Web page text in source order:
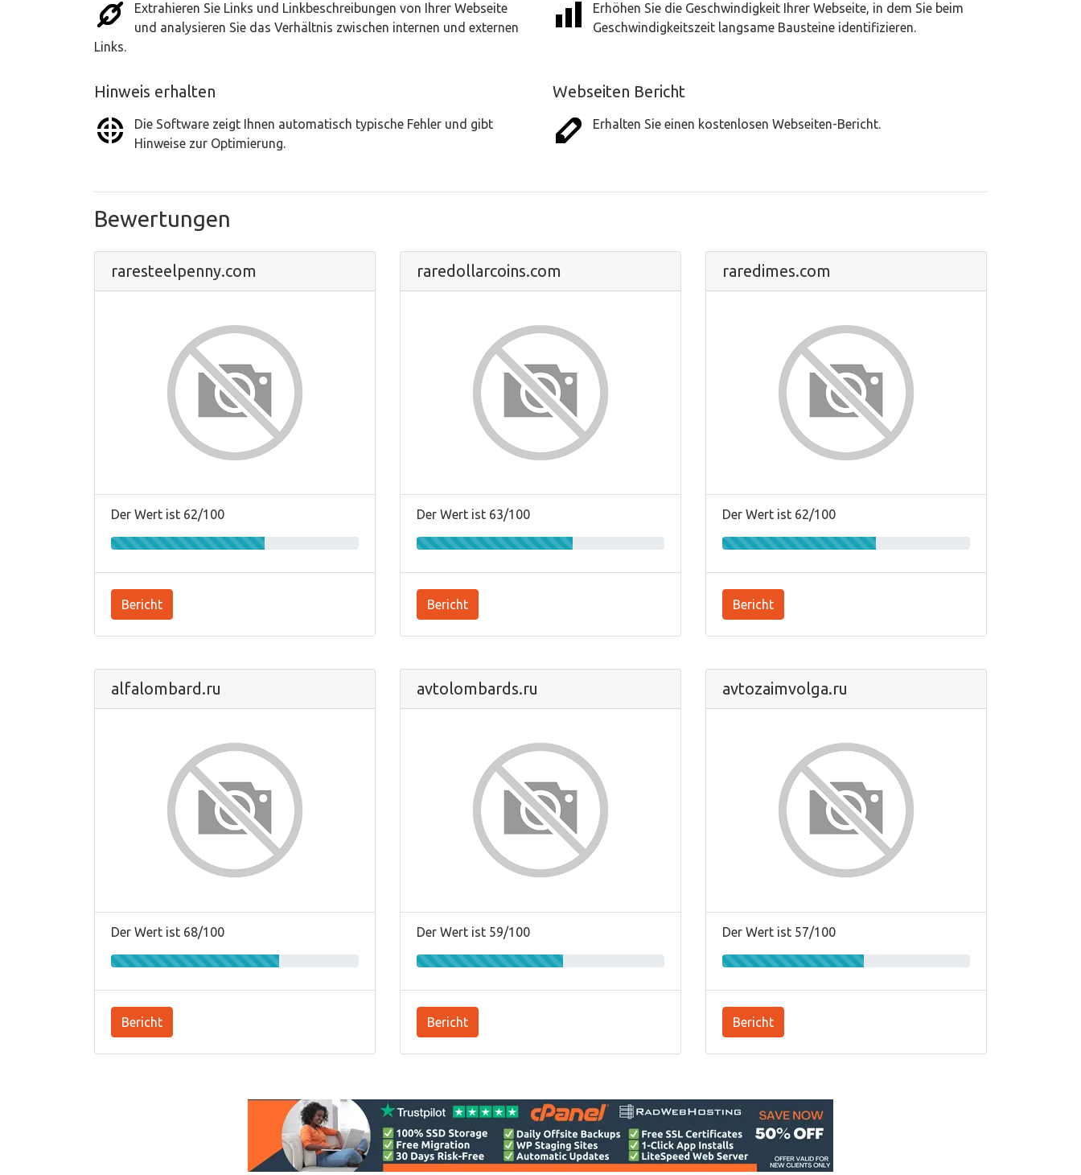
Extrahieren Sie Links und Linkbeschreibungen von Ihrer Webseite
und analysieren Sie das Verhältnis zwischen internen und externen
Links.
Erhöhen Sie die Geschwindigkeit Ihrer Webseite, in dem Sie beim
Geschwindigkeitszeit langsame Bausteine identifizieren.
Hinweis erhalten
Die Software zeigt Ihnen automatisch typische Fehler und gibt
Hinweise zur Optimierung.
Webseiten Bericht
Erhalten Sie einen kostenlosen Webseiten-Bericht.
Bewertungen
raresteelpenny.com
Der Wert ist 62/100
Bericht
raredollarcoins.com
Der Wert ist 63/100
Bericht
raredimes.com
Der Wert ist 62/100
Bericht
alfalombard.ru
Der Wert ist 68/100
Bericht
avtolombards.ru
Der Wert ist 59/100
Bericht
avtozaimvolga.ru
Der Wert ist 57/100
Bericht